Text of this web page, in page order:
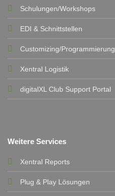
Schulungen/Workshops
EDI & Schnittstellen
Customizing/Programmierung
Xentral Logistik
digitalXL Club Support Portal
Weitere Services
Xentral Reports
Plug & Play Lösungen